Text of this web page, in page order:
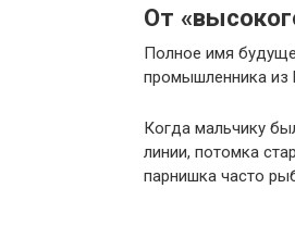
От
Полное имя
промышленника
Когда мальчику
линии, потомка
парнишка часто